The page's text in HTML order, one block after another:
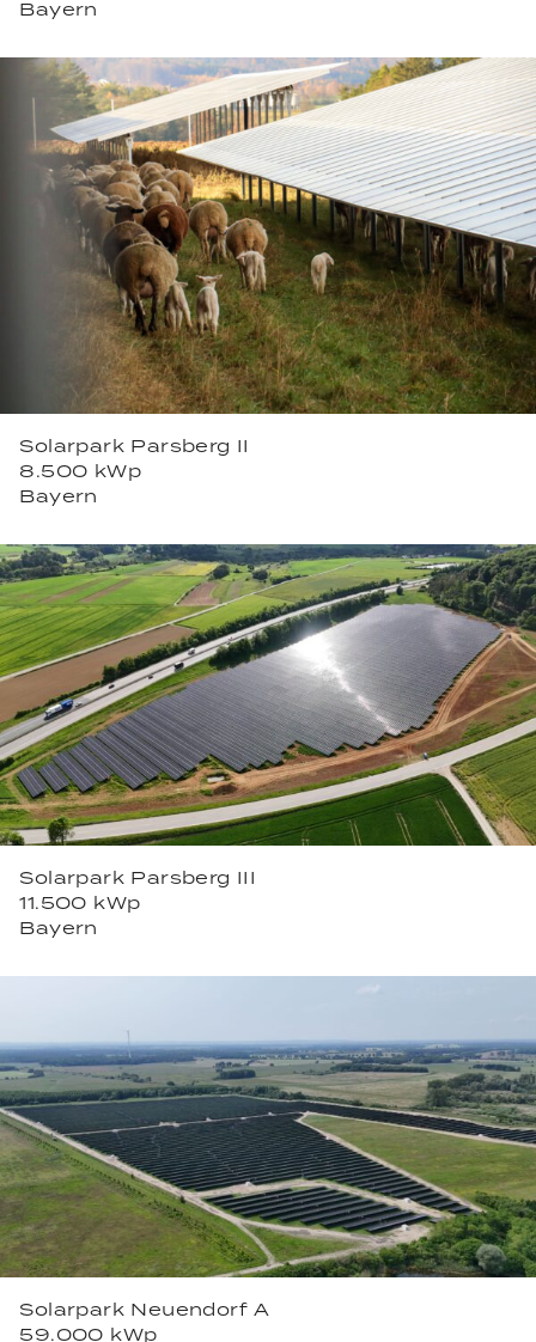
Bayern
Solarpark Parsberg II
8.500 kWp
Bayern
Solarpark Parsberg III
11.500 kWp
Bayern
Solarpark Neuendorf A
59.000 kWp